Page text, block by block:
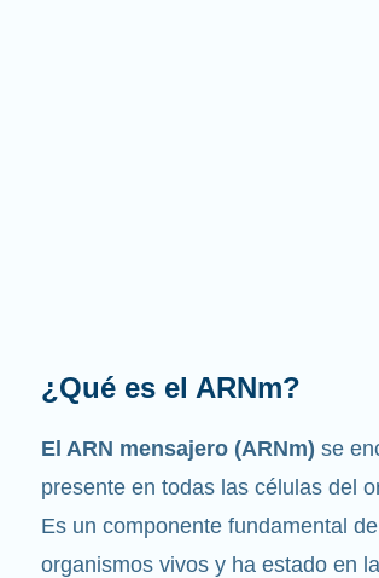
¿Cuál es la función que
Como su nombre indica, el ARNm
mensajero. Interactúa con otros
de las células que ayudan a